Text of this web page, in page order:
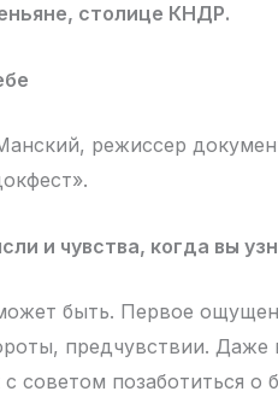
столице КНДР.
режиссер
и чувства, когда вы
быть. Первое
предчувствии. Даже
советом позаботиться о